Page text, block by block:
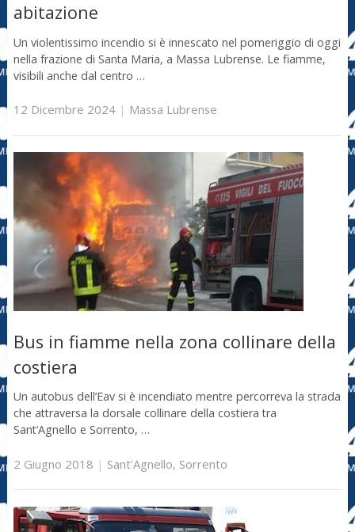
abitazione
Un violentissimo incendio si è innescato nel pomeriggio di oggi
nella frazione di Santa Maria, a Massa Lubrense. Le fiamme,
visibili anche dal centro …
12 Dicembre 2024| Massa Lubrense
Bus in fiamme nella zona collinare della
costiera
Un autobus dell’Eav si è incendiato mentre percorreva la strada
che attraversa la dorsale collinare della costiera tra
Sant’Agnello e Sorrento, …
2 Giugno 2018 | Sant'Agnello, Sorrento